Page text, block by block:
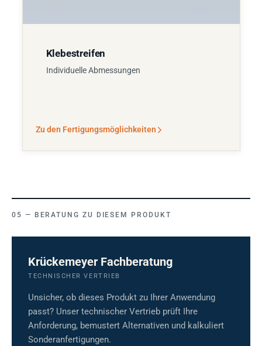
Klebestreifen
Individuelle Abmessungen
Zu den Fertigungsmöglichkeiten
BERATUNG ZU DIESEM PRODUKT
Krückemeyer Fachberatung
TECHNISCHER VERTRIEB
Unsicher, ob dieses Produkt zu Ihrer Anwendung
passt? Unser technischer Vertrieb prüft Ihre
Anforderung, bemustert Alternativen und kalkuliert
Sonderanfertigungen.